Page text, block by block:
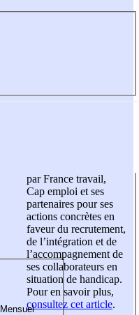
par France travail,
Cap emploi et ses
partenaires pour ses
actions concrètes en
faveur du recrutement,
de l’intégration et de
l’accompagnement de
ses collaborateurs en
situation de handicap.
Pour en savoir plus,
consultez cet article.